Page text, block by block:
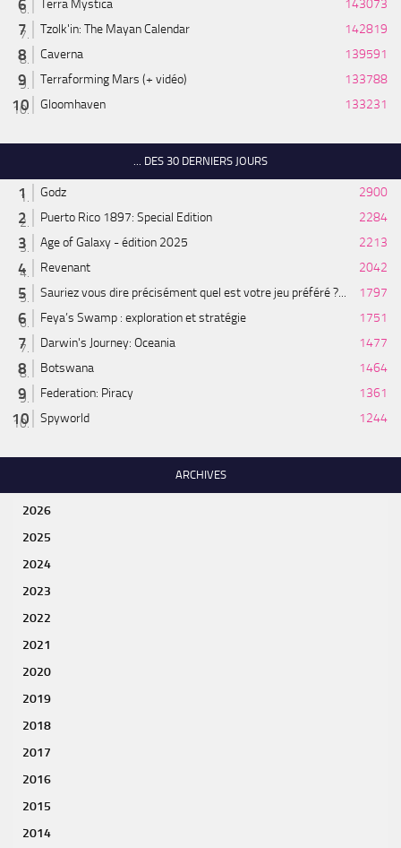
Terra Mystica
143073
Tzolk'in: The Mayan Calendar
142819
Caverna
139591
Terraforming Mars (+ vidéo)
133788
Gloomhaven
133231
... DES 30 DERNIERS JOURS
Godz
2900
Puerto Rico 1897: Special Edition
2284
Age of Galaxy - édition 2025
2213
Revenant
2042
Sauriez vous dire précisément quel est votre jeu préféré ?...
1797
Feya’s Swamp : exploration et stratégie
1751
Darwin's Journey: Oceania
1477
Botswana
1464
Federation: Piracy
1361
Spyworld
1244
ARCHIVES
2026
2025
2024
2023
2022
2021
2020
2019
2018
2017
2016
2015
2014